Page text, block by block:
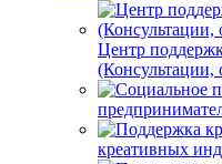
Центр
(Консультации,
креативных